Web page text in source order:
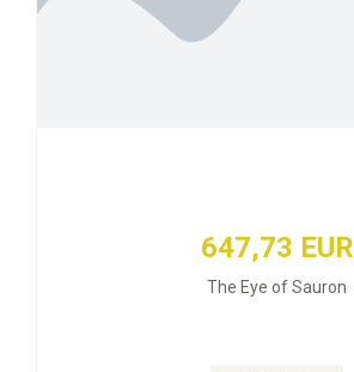
647,73 EUR
The Eye of Sauron